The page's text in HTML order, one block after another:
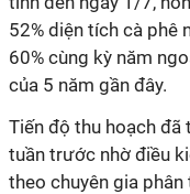
52% diện tích cà phê
60% cùng kỳ năm
của 5 năm gần đây.
Tiến độ thu hoạch
tuần trước nhờ điều
theo chuyên gia